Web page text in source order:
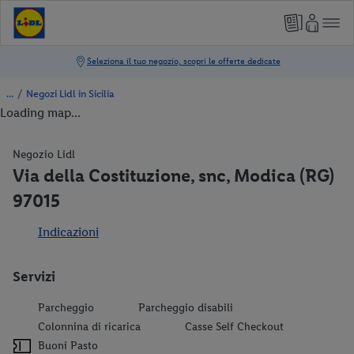
/ Negozi Lidl in Sicilia
Loading map...
Negozio Lidl
Via della Costituzione, snc, Modica (RG)
97015
Indicazioni
Servizi
Parcheggio
Parcheggio disabili
Colonnina di ricarica
Casse Self Checkout
Buoni Pasto